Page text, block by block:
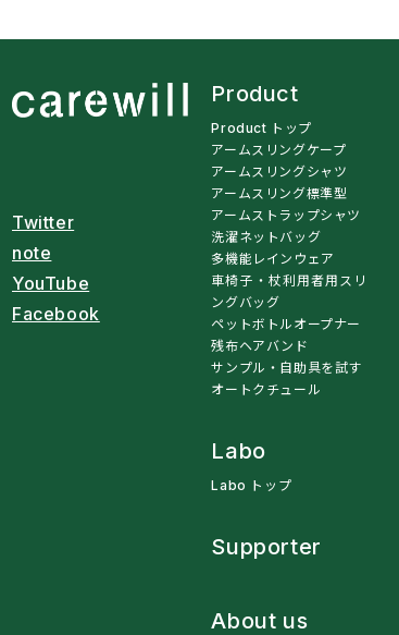
Product
Product トップ
アームスリングケープ
アームスリングシャツ
アームスリング標準型
アームストラップシャツ
洗濯ネットバッグ
多機能レインウェア
車椅子・杖利用者用スリ
ングバッグ
ペットボトルオープナー
残布ヘアバンド
サンプル・自助具を試す
オートクチュール
Labo
Labo トップ
Supporter
About us
Twitter
note
YouTube
Facebook